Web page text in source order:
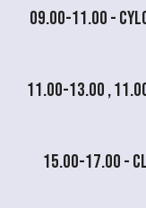
09.00-11.00 -
11.00-13.00 ,
15.00-17.00 -